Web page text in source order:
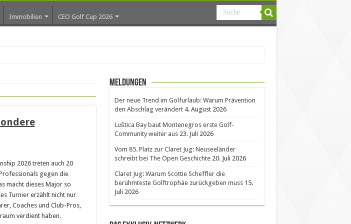
Immobilien CEO Golf Cup 2026
2026 treten auch 20
gegen die
macht dieses Major so
Turnier erzählt nicht nur
Coaches und Club-Pros,
verdient haben.
Meldungen
Der neue Trend im Golfurlaub: Warum Prävention
den Abschlag verändert 4. August 2026
Luštica Bay baut Montenegros erste Golf-
Community weiter aus 23. Juli 2026
Vom 85. Platz zur Claret Jug: Neuseeländer
schreibt bei The Open Geschichte 20. Juli 2026
Claret Jug: Warum Scottie Scheffler die
berühmteste Golftrophäe zurückgeben muss 15.
Juli 2026